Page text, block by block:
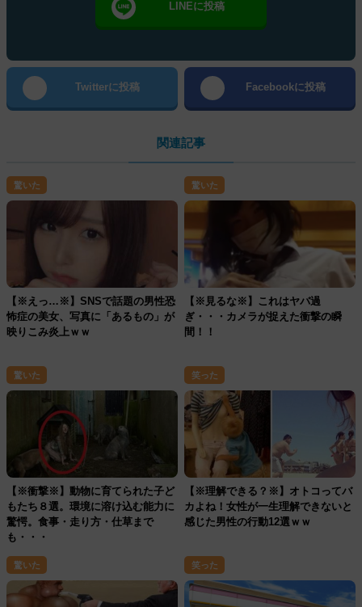
LINEに投稿
Twitterに投稿 Facebookに投稿
関連記事
驚いた
【※えっ…※】SNSで話題の男性恐
怖症の美女、写真に「あるもの」が
映りこみ炎上ｗｗ
驚いた
【※見るな※】これはヤバ過
ぎ・・・カメラが捉えた衝撃の瞬
間！！
驚いた
【※衝撃※】動物に育てられた子ど
もたち８選。環境に溶け込む能力に
驚愕。食事・走り方・仕草まで
も・・・
笑った
【※理解できる？※】オトコってバ
カよね！女性が一生理解できないと
感じた男性の行動12選ｗｗ
驚いた 笑った